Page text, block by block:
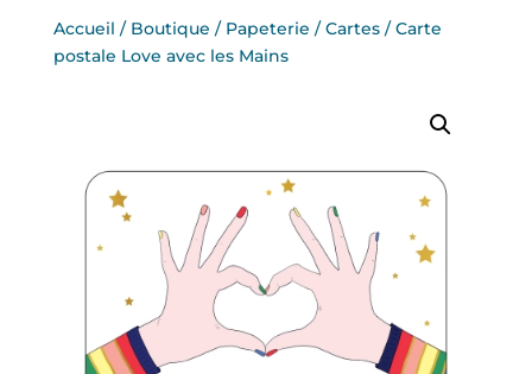
Accueil / Boutique / Papeterie /Cartes/ Carte
postale Love avec les Mains